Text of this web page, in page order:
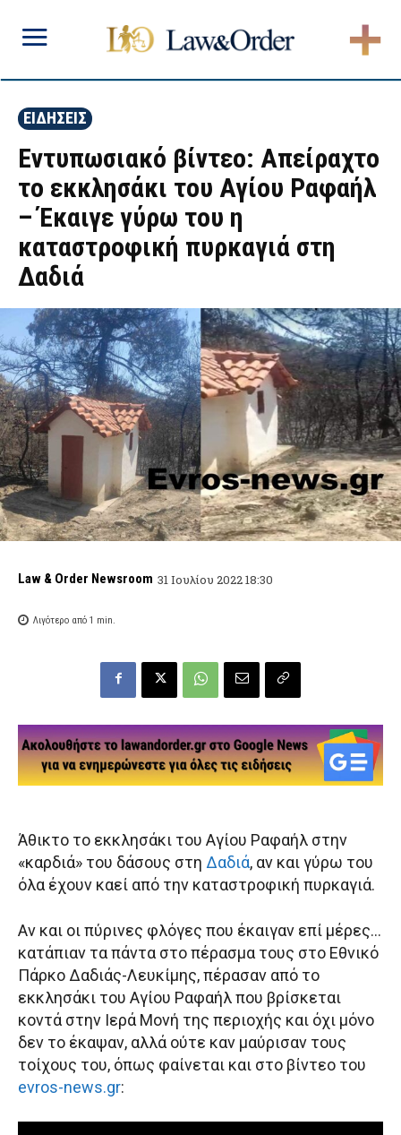
ΕΙΔΗΣΕΙΣ
Εντυπωσιακό βίντεο: Απείραχτο
το εκκλησάκι του Αγίου Ραφαήλ
– Έκαιγε γύρω του η
καταστροφική πυρκαγιά στη
Δαδιά
Law & Order Newsroom 31 Ιουλίου 2022 18:30
Λιγότερο από 1 min.
Άθικτο το εκκλησάκι του Αγίου Ραφαήλ στην
«καρδιά» του δάσους στη Δαδιά, αν και γύρω του
όλα έχουν καεί από την καταστροφική πυρκαγιά.
Αν και οι πύρινες φλόγες που έκαιγαν επί μέρες…
κατάπιαν τα πάντα στο πέρασμα τους στο Εθνικό
Πάρκο Δαδιάς-Λευκίμης, πέρασαν από το
εκκλησάκι του Αγίου Ραφαήλ που βρίσκεται
κοντά στην Ιερά Μονή της περιοχής και όχι μόνο
δεν το έκαψαν, αλλά ούτε καν μαύρισαν τους
τοίχους του, όπως φαίνεται και στο βίντεο του
evros-news.gr: